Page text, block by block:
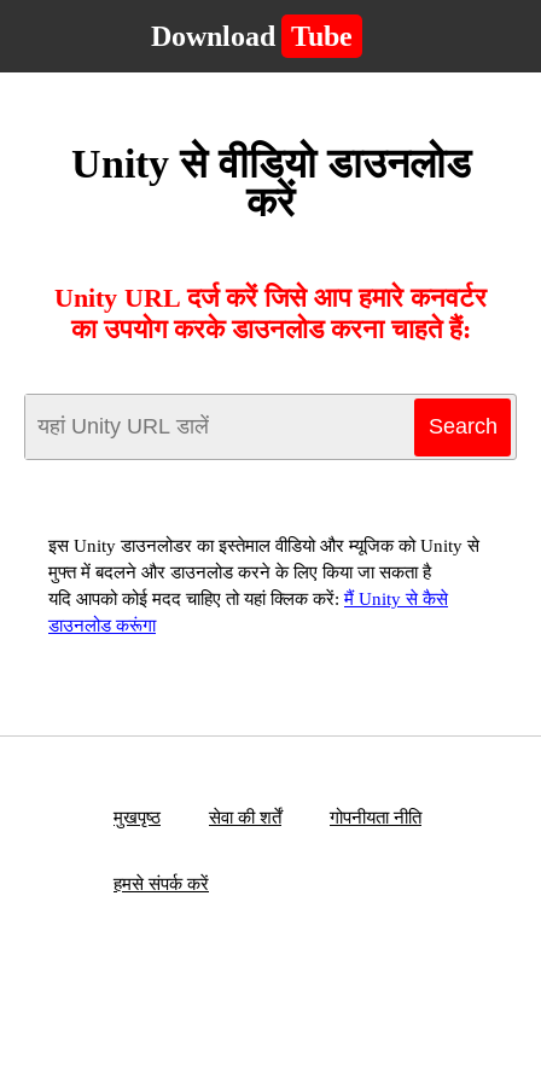
Download Tube
Unity से वीडियो डाउनलोड
करें
Unity URL दर्ज करें जिसे आप हमारे कनवर्टर
का उपयोग करके डाउनलोड करना चाहते हैं:
इस Unity डाउनलोडर का इस्तेमाल वीडियो और म्यूजिक को Unity से
मुफ्त में बदलने और डाउनलोड करने के लिए किया जा सकता है
यदि आपको कोई मदद चाहिए तो यहां क्लिक करें:मैं Unity से कैसे
डाउनलोड करूंगा
मुखपृष्ठ सेवा की शर्तें गोपनीयता नीति
हमसे संपर्क करें